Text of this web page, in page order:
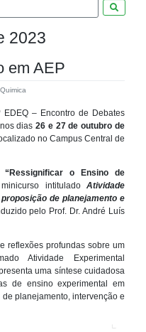
2023
em AEP
Quimica
EDEQ – Encontro de Debates
dias26 e 27 de outubro de
no Campus Central de
“Ressignificar o Ensino de
intituladoAtividade
de planejamento e
pelo Prof. Dr. André Luís
reflexões profundas sobre um
Atividade Experimental
uma síntese cuidadosa
de ensino experimental em
planejamento, intervenção e